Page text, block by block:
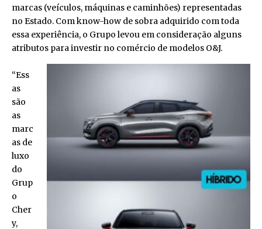
marcas (veículos, máquinas e caminhões) representadas
no Estado. Com know-how de sobra adquirido com toda
essa experiência, o Grupo levou em consideração alguns
atributos para investir no comércio de modelos O&J.
“Ess
as
são
as
marc
as de
luxo
do
Grup
o
Cher
y,